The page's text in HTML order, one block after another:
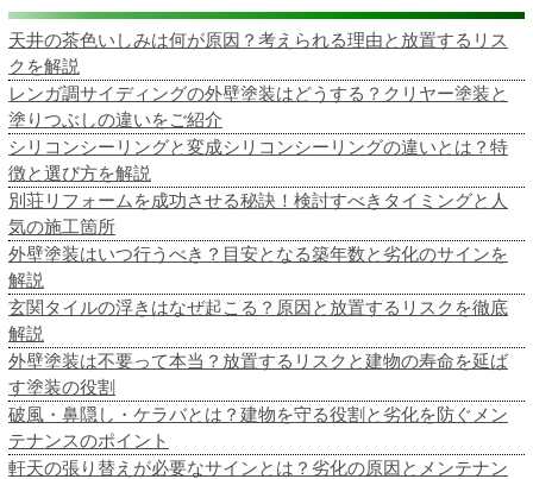
天井の茶色いしみは何が原因？考えられる理由と放置するリス
クを解説
レンガ調サイディングの外壁塗装はどうする？クリヤー塗装と
塗りつぶしの違いをご紹介
シリコンシーリングと変成シリコンシーリングの違いとは？特
徴と選び方を解説
別荘リフォームを成功させる秘訣！検討すべきタイミングと人
気の施工箇所
外壁塗装はいつ行うべき？目安となる築年数と劣化のサインを
解説
玄関タイルの浮きはなぜ起こる？原因と放置するリスクを徹底
解説
外壁塗装は不要って本当？放置するリスクと建物の寿命を延ば
す塗装の役割
破風・鼻隠し・ケラバとは？建物を守る役割と劣化を防ぐメン
テナンスのポイント
軒天の張り替えが必要なサインとは？劣化の原因とメンテナン